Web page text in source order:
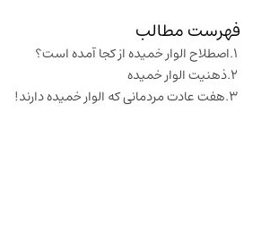
فهرست مطالب
اصطلاح الوار خمیده از کجا آمده است؟
ذهنیت الوار خمیده
هفت عادت مردمانی که الوار خمیده دارند!